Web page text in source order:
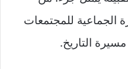
الجماعية للمجتمعات
التاريخ.